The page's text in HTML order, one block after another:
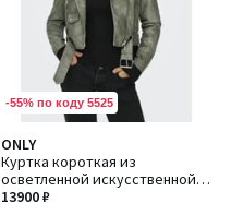
-55% по коду 5525
ONLY
Куртка короткая из
осветленной искусственной
кожи
13900 ₽